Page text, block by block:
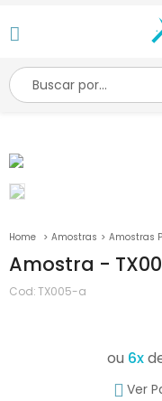
Amostras Amostras
Amostra -
Cod:TX005-a
ou 6x
Ver